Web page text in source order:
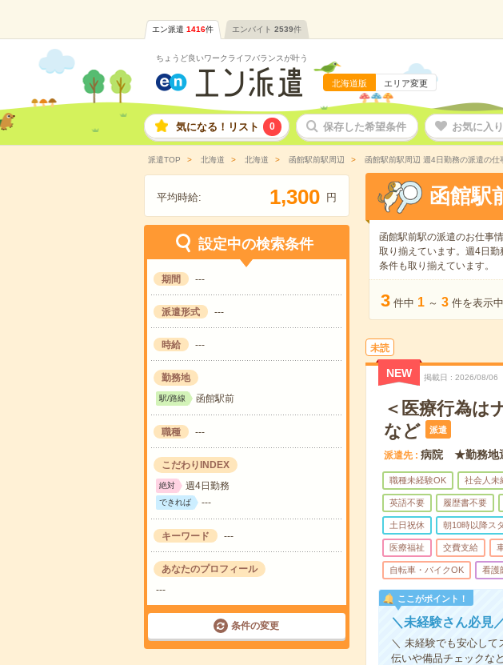
エン派遣 1416件 エンバイト 2539件
ちょうど良いワークライフバランスが叶う
北海道版 エリア変更
気になる！リスト 0 保存した希望条件 お気に入
派遣TOP 北海道 北海道 函館駅前駅周辺 函館駅前駅周辺 週4日勤務の派遣の仕
平均時給: 1,300 円
設定中の検索条件
期間 ---
派遣形式 ---
時給 ---
勤務地
駅/路線 函館駅前
職種 ---
こだわりINDEX
絶対 週4日勤務
できれば ---
キーワード ---
あなたのプロフィール
---
条件の変更
函館駅
函館駅前駅の派遣のお仕事情
取り揃えています。週4日勤
条件も取り揃えています。
3 件中 1 ～ 3 件を表示中
未読
NEW 掲載日 2026/08/06
＜医療行為は
など
派遣
派遣先 病院 ★勤務地
職種未経験OK 社会人未
英語不要 履歴書不要
土日祝休 朝10時以降ス
医療福祉 交費支給
自転車・バイクOK 看護
ここがポイント！
＼未経験さん必見
＼ 未経験でも安心して
伝いや備品チェックな